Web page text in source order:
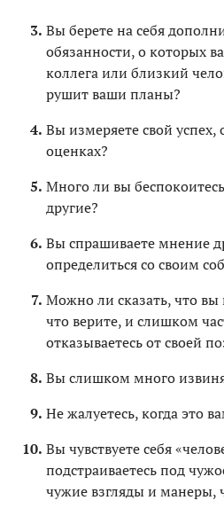
Вы берете на себя
обязанности, о которых
коллега или близкий
рушит ваши планы?
Вы измеряете свой успех,
оценках?
Много ли вы
другие?
Вы спрашиваете мнение
определиться со своим
Можно ли сказать, что вы
что верите, и слишком
отказываетесь от своей
Вы слишком много
Не жалуетесь, когда это
Вы чувствуете себя
подстраиваетесь под
чужие взгляды и манеры,